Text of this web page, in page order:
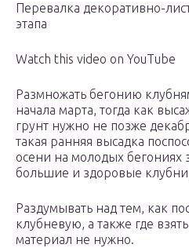
Перевалка декоративно-
этапа
Watch this video on YouTube
Размножать бегонию
начала марта, тогда как
грунт нужно не позже
такая ранняя высадка
осени на молодых бегониях
большие и здоровые
Раздумывать над тем, как
клубневую, а также где
материал не нужно.